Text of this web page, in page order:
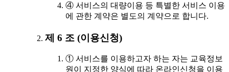
④ 서비스의 대량이용 등 특별한 서비스 이용
에 관한 계약은 별도의 계약으로 합니다.
제 6 조 (이용신청)
① 서비스를 이용하고자 하는 자는 교육정보
원이 지정한 양식에 따라 온라인신청을 이용